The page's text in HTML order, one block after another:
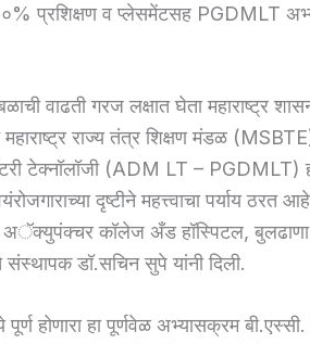
प्रशिक्षण व प्लेसमेंटसह PGDMLT
वाढती गरज लक्षात घेता महाराष्ट्र
राज्य तंत्र शिक्षण मंडळ (MSBTE)
टेक्नॉलॉजी (ADM LT – PGDMLT)
दृष्टीने महत्त्वाचा पर्याय ठरत
अॅक्युपंक्चर कॉलेज अँड हॉस्पिटल,
डॉ.सचिन सुपे यांनी दिली.
पूर्ण होणारा हा पूर्णवेळ अभ्यासक्रम